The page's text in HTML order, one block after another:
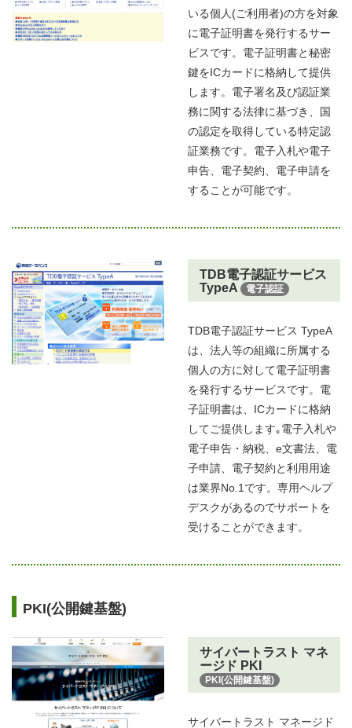
いる個人(ご利用者)の方を対象
に電子証明書を発行するサー
ビスです。電子証明書と秘密
鍵をICカードに格納して提供
します。電子署名及び認証業
務に関する法律に基づき、国
の認定を取得している特定認
証業務です。電子入札や電子
申告、電子契約、電子申請を
することが可能です。
TDB電子認証サービス
TypeA
電子認証
TDB電子認証サービス TypeA
は、法人等の組織に所属する
個人の方に対して電子証明書
を発行するサービスです。電
子証明書は、ICカードに格納
してご提供します｡電子入札や
電子申告・納税、e文書法、電
子申請、電子契約と利用用途
は業界No.1です。専用ヘルプ
デスクがあるのでサポートを
受けることができます。
PKI(公開鍵基盤)
サイバートラスト マネ
ージド PKI
PKI(公開鍵基盤)
サイバートラスト マネージド